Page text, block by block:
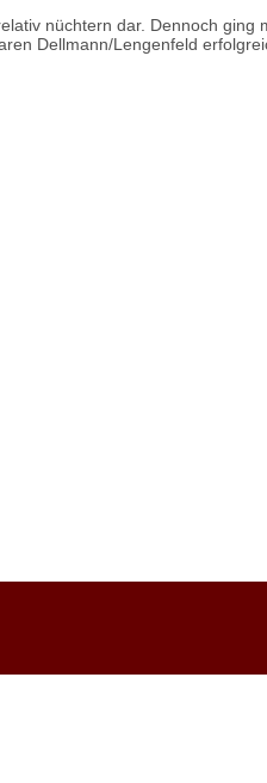
nüchtern dar. Dennoch
Dellmann/Lengenfeld